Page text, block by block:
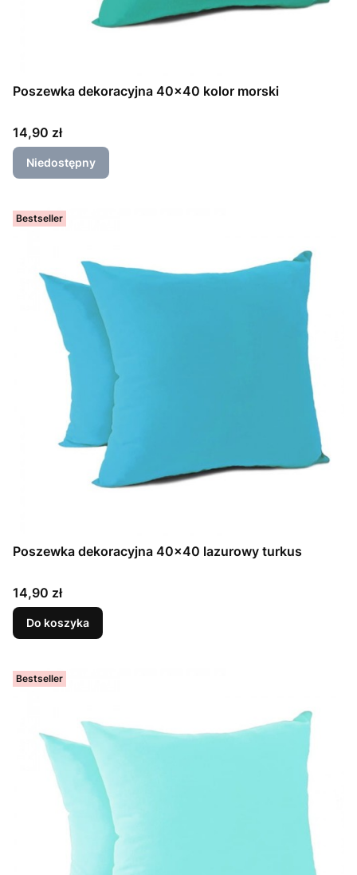
Poszewka dekoracyjna 40x40 kolor morski
Cena
14,90 zł
Niedostępny
Bestseller
Poszewka dekoracyjna 40x40 lazurowy turkus
Cena
14,90 zł
Do koszyka
Bestseller